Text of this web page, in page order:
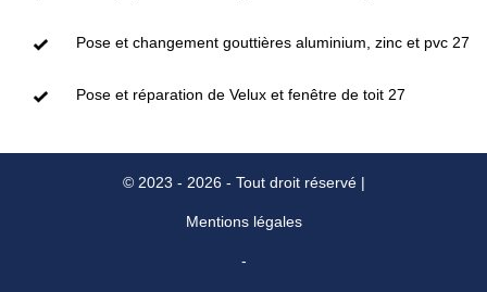
Pose et changement gouttières aluminium, zinc et pvc 27
Pose et réparation de Velux et fenêtre de toit 27
© 2023 - 2026 - Tout droit réservé |
Mentions légales
-